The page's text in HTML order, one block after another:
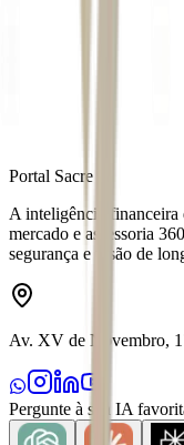
Portal Sacre
A inteligência financeira
mercado e assessoria
segurança e visão de
Av. XV de Novembro,
Pergunte à sua IA